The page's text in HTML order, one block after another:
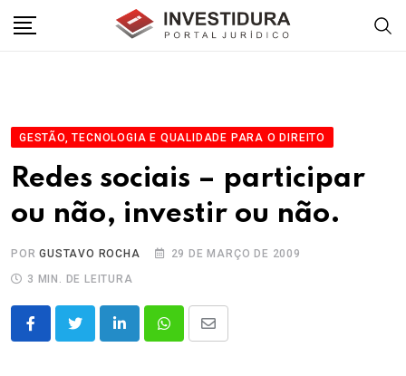
GESTÃO, TECNOLOGIA E QUALIDADE PARA O DIREITO
Redes sociais – participar
ou não, investir ou não.
PORGUSTAVO ROCHA
29 DE MARÇO DE 2009
3 MIN. DE LEITURA
LinkedInWhatsappShare